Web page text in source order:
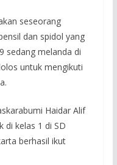
seseorang
dan spidol yang
sedang melanda di
untuk mengikuti
Haidar Alif
di kelas 1 di SD
berhasil ikut